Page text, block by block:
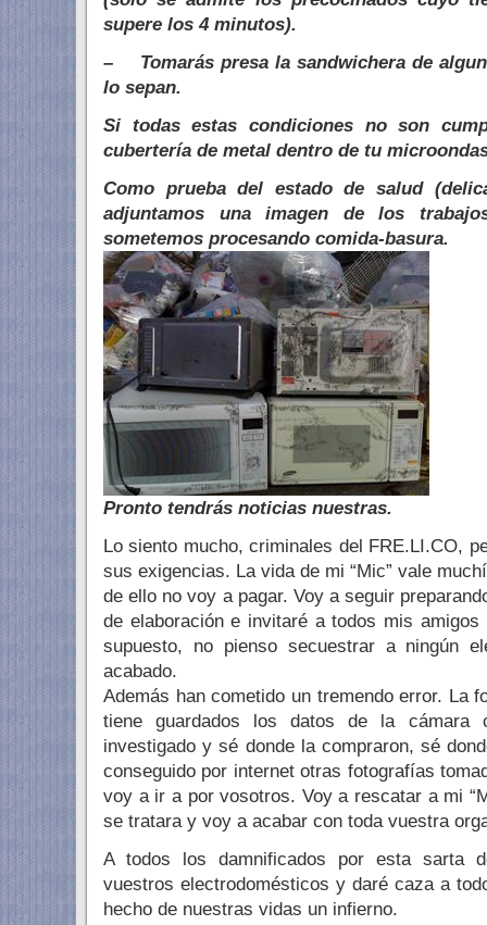
supere los 4 minutos).
– Tomarás presa la sandwichera de
lo sepan.
Si todas estas condiciones no son
cubertería de metal dentro de tu
Como prueba del estado de salud
adjuntamos una imagen de los
sometemos procesando comida-basura.
Pronto tendrás noticias nuestras.
Lo siento mucho, criminales del FRE.LI.CO,
sus exigencias. La vida de mi “Mic” vale
de ello no voy a pagar. Voy a seguir
de elaboración e invitaré a todos mis
supuesto, no pienso secuestrar a ningún
acabado.
Además han cometido un tremendo error. La
tiene guardados los datos de la
investigado y sé donde la compraron, sé
conseguido por internet otras fotografías
voy a ir a por vosotros. Voy a rescatar a mi
se tratara y voy a acabar con toda vuestra
A todos los damnificados por esta sarta
vuestros electrodomésticos y daré caza a
hecho de nuestras vidas un infierno.